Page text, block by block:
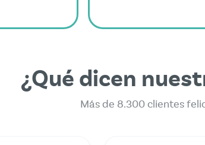
¿Qué dicen
Más de 8.300 clientes